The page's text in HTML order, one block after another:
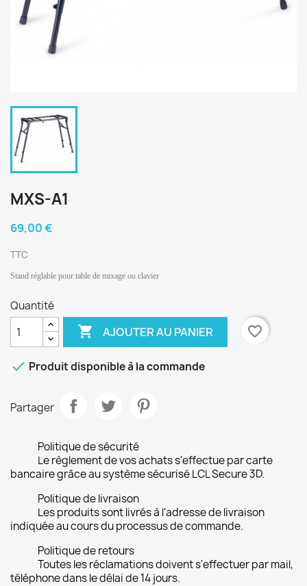
MXS-A1
69,00 €
TTC
Stand réglable pour table de mixage ou clavier
Quantité
 AJOUTER AU PANIER favorite_border
 Produit disponible à la commande
Partager
Politique de sécurité
Le règlement de vos achats s'effectue par carte
bancaire grâce au système sécurisé LCL Secure 3D.
Politique de livraison
Les produits sont livrés à l'adresse de livraison
indiquée au cours du processus de commande.
Politique de retours
Toutes les réclamations doivent s'effectuer par mail,
téléphone dans le délai de 14 jours.